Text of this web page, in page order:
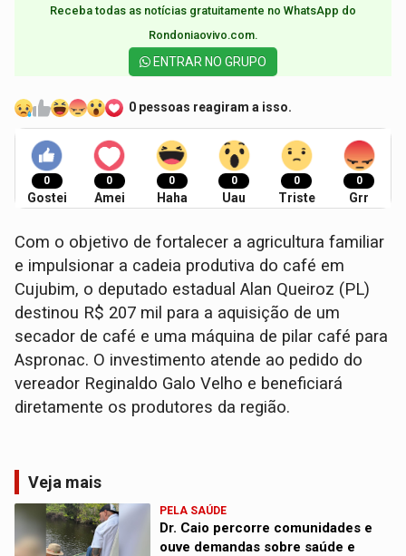
Receba todas as notícias gratuitamente no WhatsApp do
Rondoniaovivo.com.​
ENTRAR NO GRUPO
0 pessoas reagiram a isso.
0
Gostei
0
Amei
0
Haha
0
Uau
0
Triste
0
Grr
Com o objetivo de fortalecer a agricultura familiar
e impulsionar a cadeia produtiva do café em
Cujubim, o deputado estadual Alan Queiroz (PL)
destinou R$ 207 mil para a aquisição de um
secador de café e uma máquina de pilar café para
Aspronac. O investimento atende ao pedido do
vereador Reginaldo Galo Velho e beneficiará
diretamente os produtores da região.
Veja mais
PELA SAÚDE
Dr. Caio percorre comunidades e
ouve demandas sobre saúde e